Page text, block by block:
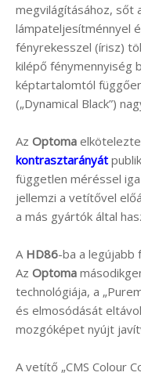
megvilágításához, sőt
lámpateljesítménnyel
fényrekesszel (írisz)
kilépő fénymennyiség
képtartalomtól
(„Dynamical Black”)
Az Optoma
kontrasztarányát
független méréssel
jellemzi a vetítővel
a más gyártók által
A HD86-ba a
Az Optoma
technológiája, a
és elmosódását
mozgóképet nyújt
A vetítő „CMS Colour